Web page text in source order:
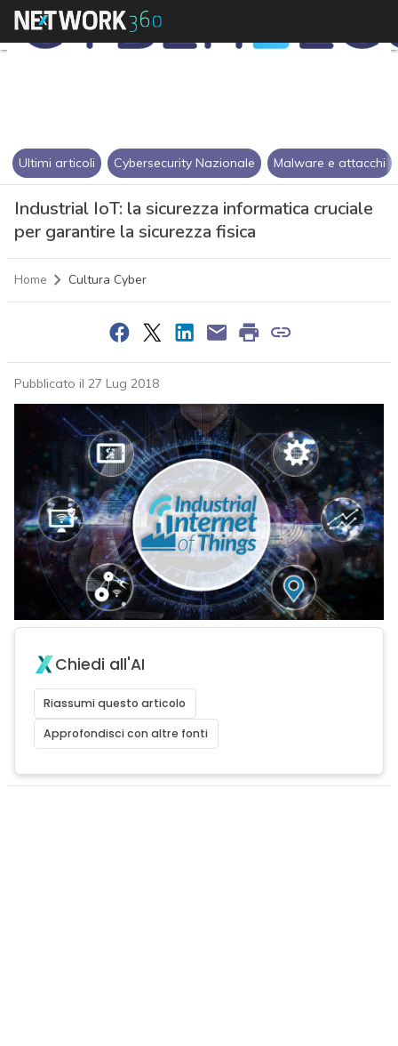
Ultimi articoli Cybersecurity Nazionale Malware e attacchi
Industrial IoT: la sicurezza informatica cruciale
per garantire la sicurezza fisica
Home Cultura Cyber
Pubblicato il 27 Lug 2018
Chiedi all'AI
Riassumi questo articolo
Approfondisci con altre fonti